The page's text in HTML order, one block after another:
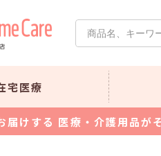
宅医療
届けする 医療・介護用品が